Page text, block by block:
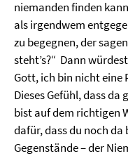
niemanden finden
als irgendwem
zu begegnen, der
steht’s?“ Dann
Gott, ich bin nicht eine
Dieses Gefühl, dass
bist auf dem richtigen
dafür, dass du noch da
Gegenstände – der